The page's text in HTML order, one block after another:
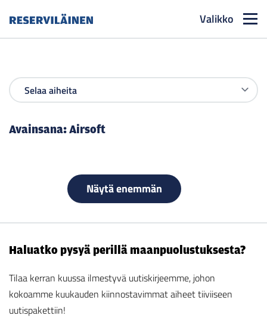
Valikko
Avainsana:Airsoft
Näytä enemmän
Haluatko pysyä perillä maanpuolustuksesta?
Tilaa kerran kuussa ilmestyvä uutiskirjeemme, johon
kokoamme kuukauden kiinnostavimmat aiheet tiiviiseen
uutispakettiin!